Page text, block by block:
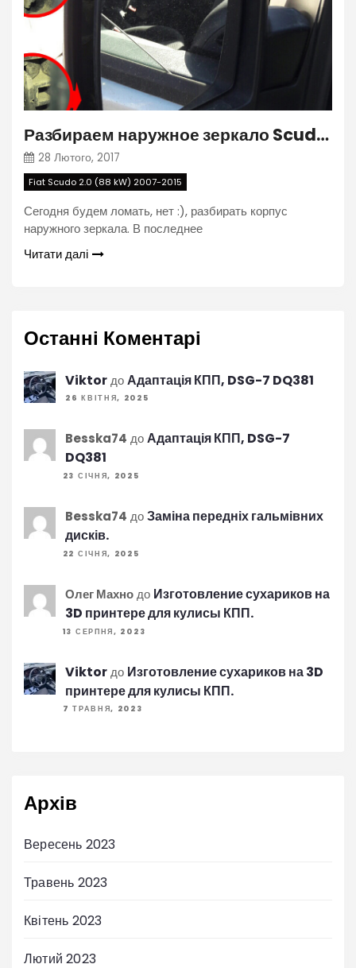
Разбираем наружное зеркало Scudo\Expert\Jumpy 2007-2015
28 Лютого, 2017
Fiat Scudo 2.0 (88 kW) 2007-2015
Сегодня будем ломать, нет :), разбирать корпус
наружного зеркала. В последнее
Читати далі
Останні Коментарі
ViktorдоАдаптація КПП, DSG-7 DQ381
26 КВІТНЯ, 2025
Besska74 доАдаптація КПП, DSG-7
DQ381
23 СІЧНЯ, 2025
Besska74 доЗаміна передніх гальмівних
дисків.
22 СІЧНЯ, 2025
Олег Махнодо Изготовление сухариков на
3D принтере для кулисы КПП.
13 СЕРПНЯ, 2023
Viktorдо Изготовление сухариков на 3D
принтере для кулисы КПП.
7 ТРАВНЯ, 2023
Архів
Вересень 2023
Травень 2023
Квітень 2023
Лютий 2023